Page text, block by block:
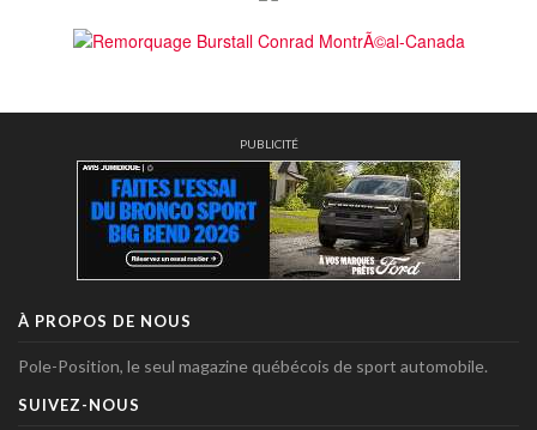
PUBLICITÉ
À PROPOS DE NOUS
Pole-Position, le seul magazine québécois de sport automobile.
SUIVEZ-NOUS